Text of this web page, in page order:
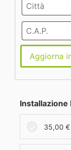
Aggiorna
Installazione
35,00 €